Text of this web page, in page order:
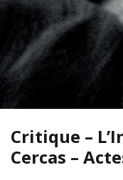
Critique –
Cercas –